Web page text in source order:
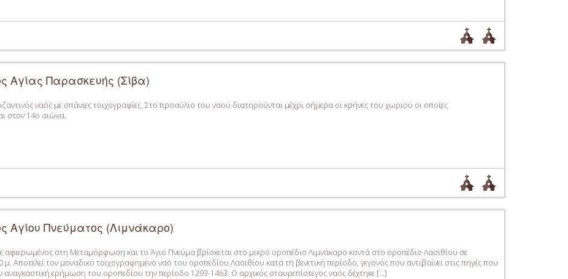
Αγίας Παρασκευής (Σίβα)
ναός με σπάνιες τοιχογραφίες. Στο προαύλιο του ναού διατηρούνται μέχρι σήμερα οι κρήνες του χωριού οι οποίες
στον 14ο αιώνα.
Αγίου Πνεύματος (Λιμνάκαρο)
αφιερωμένος στη Μεταμόρφωση και το Άγιο Πνεύμα βρίσκεται στο μικρό οροπέδιο Λιμνάκαρο κοντά στο οροπέδιο Λασιθίου σε
Αποτελεί τον μοναδικό τοιχογραφημένο ναό του οροπεδίου Λασιθίου κατά τη βενετική περίοδο, γεγονός που αντιβαίνει στις πηγές που
ερήμωση του οροπεδίου την περίοδο 1293-1463. Ο αρχικός σταυρεπίστεγος ναός δέχτηκε […]